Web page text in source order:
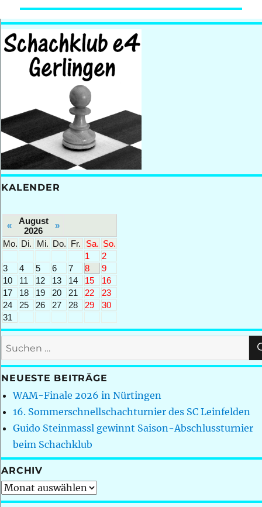
15.
Oeffinger
Open
KALENDER
«
August
2026
»
Mo. Di. Mi. Do. Fr. Sa. So.
1
2
3
4 5 6 7 8
9
10
11 12 13 14 15
16
17
18 19 20 21 22
23
24
25 26 27 28 29
30
31
Suchen
nach:
NEUESTE BEITRÄGE
WAM-Finale 2026 in Nürtingen
16. Sommerschnellschachturnier des SC Leinfelden
Guido Steinmassl gewinnt Saison-Abschlussturnier
beim Schachklub
ARCHIV
Archiv